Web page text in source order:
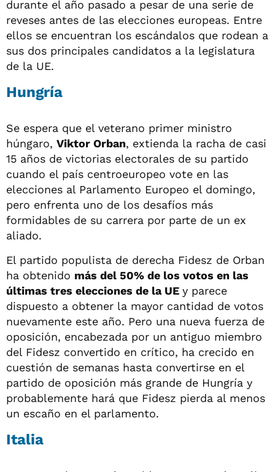
durante el año pasado a pesar de una serie de
reveses antes de las elecciones europeas. Entre
ellos se encuentran los escándalos que rodean a
sus dos principales candidatos a la legislatura
de la UE.
Hungría
Se espera que el veterano primer ministro
húngaro, Viktor Orban, extienda la racha de casi
15 años de victorias electorales de su partido
cuando el país centroeuropeo vote en las
elecciones al Parlamento Europeo el domingo,
pero enfrenta uno de los desafíos más
formidables de su carrera por parte de un ex
aliado.
El partido populista de derecha Fidesz de Orban
ha obtenido más del 50% de los votos en las
últimas tres elecciones de la UE y parece
dispuesto a obtener la mayor cantidad de votos
nuevamente este año. Pero una nueva fuerza de
oposición, encabezada por un antiguo miembro
del Fidesz convertido en crítico, ha crecido en
cuestión de semanas hasta convertirse en el
partido de oposición más grande de Hungría y
probablemente hará que Fidesz pierda al menos
un escaño en el parlamento.
Italia